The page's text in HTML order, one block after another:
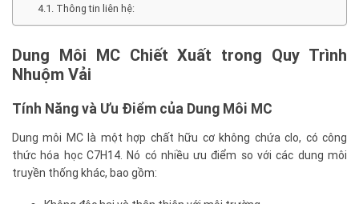
Thông tin liên hệ:
Dung Môi MC Chiết Xuất trong Quy Trình
Nhuộm Vải
Tính Năng và Ưu Điểm của Dung Môi MC
Dung môi MC là một hợp chất hữu cơ không chứa clo, có công
thức hóa học C7H14. Nó có nhiều ưu điểm so với các dung môi
truyền thống khác, bao gồm: